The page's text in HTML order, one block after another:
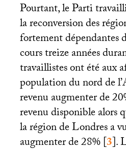
Pourtant, le Parti
la reconversion des
fortement dépendantes
cours treize années
travaillistes ont été aux
population du nord de
revenu augmenter de
revenu disponible alors
la région de Londres a
augmenter de 28%[3].